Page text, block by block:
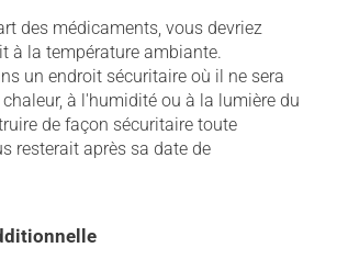
des médicaments, vous devriez
à la température ambiante.
un endroit sécuritaire où il ne sera
à l'humidité ou à la lumière du
de façon sécuritaire toute
resterait après sa date de